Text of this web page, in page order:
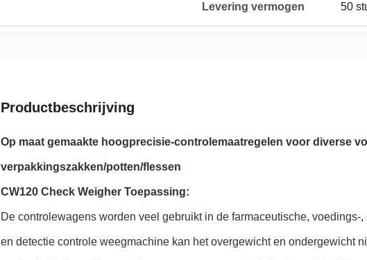
Levering vermogen 50
Productbeschrijving
Op maat gemaakte hoogprecisie-controlemaatregelen voor diverse
verpakkingszakken/potten/flessen
CW120 Check Weigher Toepassing:
De controlewagens worden veel gebruikt in de farmaceutische,
en detectie controle weegmachine kan het overgewicht en ondergewicht